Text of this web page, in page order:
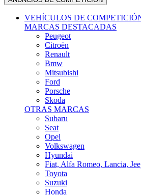
VEHÍCULOS DE COMPETICIÓN
MARCAS DESTACADAS
Peugeot
Citroën
Renault
Bmw
Mitsubishi
Ford
Porsche
Skoda
OTRAS MARCAS
Subaru
Seat
Opel
Volkswagen
Hyundai
Fiat, Alfa Romeo, Lancia, Jeep
Toyota
Suzuki
Honda
Mini